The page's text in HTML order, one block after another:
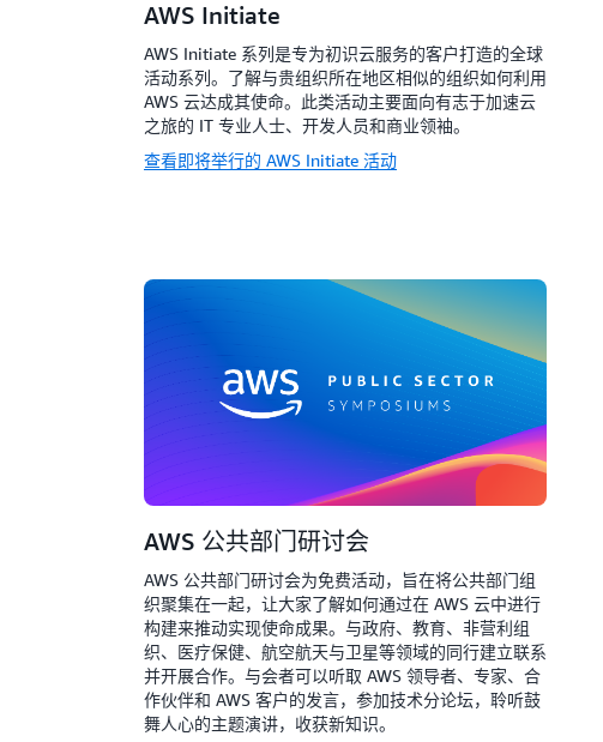
AWS Initiate
AWS Initiate 系列是专为初识云服务的客户打造的全球
活动系列。了解与贵组织所在地区相似的组织如何利用
AWS 云达成其使命。此类活动主要面向有志于加速云
之旅的 IT 专业人士、开发人员和商业领袖。
查看即将举行的 AWS Initiate 活动
AWS 公共部门研讨会
AWS 公共部门研讨会为免费活动，旨在将公共部门组
织聚集在一起，让大家了解如何通过在 AWS 云中进行
构建来推动实现使命成果。与政府、教育、非营利组
织、医疗保健、航空航天与卫星等领域的同行建立联系
并开展合作。与会者可以听取 AWS 领导者、专家、合
作伙伴和 AWS 客户的发言，参加技术分论坛，聆听鼓
舞人心的主题演讲，收获新知识。